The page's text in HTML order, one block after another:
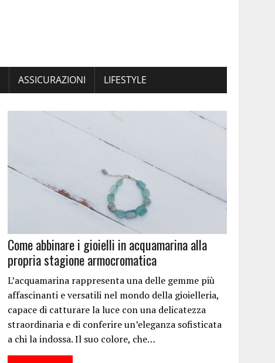
ASSICURAZIONI LIFESTYLE
Come abbinare i gioielli in acquamarina alla
propria stagione armocromatica
L’acquamarina rappresenta una delle gemme più
affascinanti e versatili nel mondo della gioielleria,
capace di catturare la luce con una delicatezza
straordinaria e di conferire un’eleganza sofisticata
a chi la indossa. Il suo colore, che…